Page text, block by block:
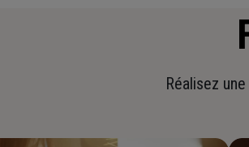
Réalisez